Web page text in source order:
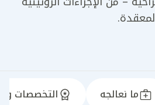
ما نعالجه التخصصات